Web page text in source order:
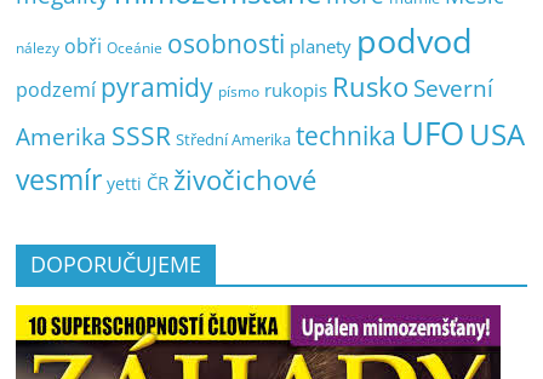
nálezy obři Oceánie osobnosti planety podvod
podzemí pyramidy písmo rukopis Rusko Severní
Amerika SSSR Střední Amerika technika UFO USA
vesmír yetti ČR živočichové
DOPORUČUJEME